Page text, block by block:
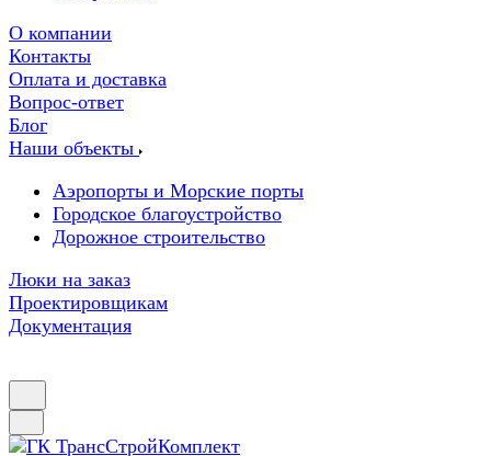
О компании
Контакты
Оплата и доставка
Вопрос-ответ
Блог
Наши объекты
Аэропорты и Морские порты
Городское благоустройство
Дорожное строительство
Люки на заказ
Проектировщикам
Документация